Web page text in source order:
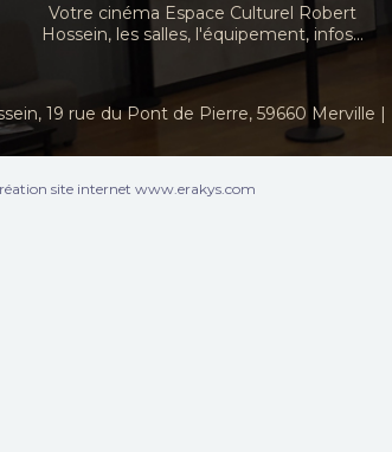
Votre cinéma Espace Culturel Robert
Hossein, les salles, l'équipement, infos...
19 rue du Pont de Pierre, 59660 Merville |
site internet www.erakys.com